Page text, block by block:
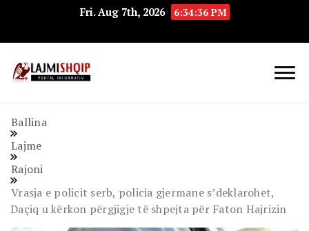
Fri. Aug 7th, 2026 6:34:37 PM
Ballina
Lajme
Rajoni
Vrasja e policit serb, policia gjermane s’deklarohet,
Daçiq u kërkon përgjigje të shpejta për Faton Hajrizin